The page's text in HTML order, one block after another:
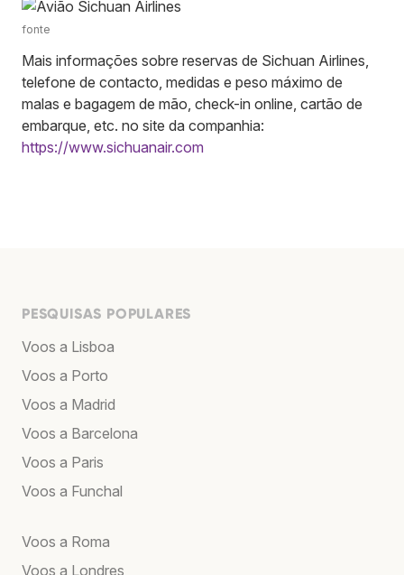
fonte
Mais informações sobre reservas de Sichuan Airlines,
telefone de contacto, medidas e peso máximo de
malas e bagagem de mão, check-in online, cartão de
embarque, etc. no site da companhia:
https://www.sichuanair.com
PESQUISAS POPULARES
Voos a Lisboa
Voos a Porto
Voos a Madrid
Voos a Barcelona
Voos a Paris
Voos a Funchal
Voos a Roma
Voos a Londres